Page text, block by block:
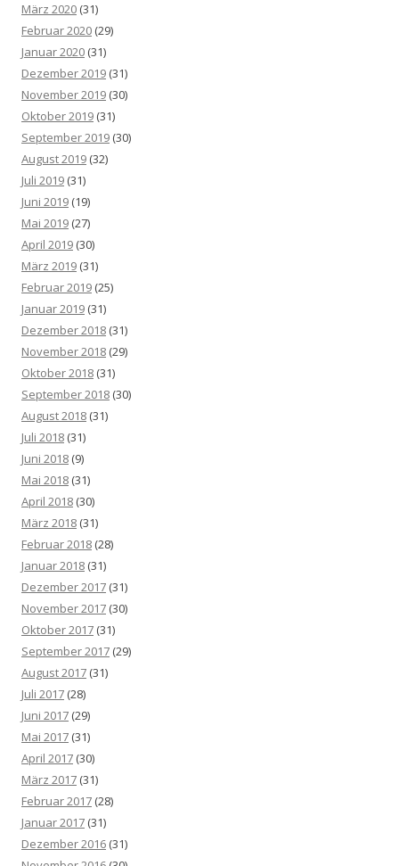
März 2020 (31)
Februar 2020 (29)
Januar 2020 (31)
Dezember 2019 (31)
November 2019 (30)
Oktober 2019 (31)
September 2019 (30)
August 2019 (32)
Juli 2019 (31)
Juni 2019 (19)
Mai 2019 (27)
April 2019 (30)
März 2019 (31)
Februar 2019 (25)
Januar 2019 (31)
Dezember 2018 (31)
November 2018 (29)
Oktober 2018 (31)
September 2018 (30)
August 2018 (31)
Juli 2018 (31)
Juni 2018 (9)
Mai 2018 (31)
April 2018 (30)
März 2018 (31)
Februar 2018 (28)
Januar 2018 (31)
Dezember 2017 (31)
November 2017 (30)
Oktober 2017 (31)
September 2017 (29)
August 2017 (31)
Juli 2017 (28)
Juni 2017 (29)
Mai 2017 (31)
April 2017 (30)
März 2017 (31)
Februar 2017 (28)
Januar 2017 (31)
Dezember 2016 (31)